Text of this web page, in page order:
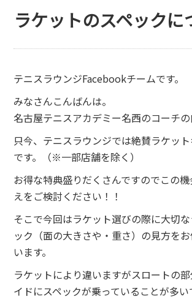
ラケットのスペックに
テニスラウンジFacebookチームです。
みなさんこんばんは。
名古屋テニスアカデミー名西のコーチの
只今、テニスラウンジでは絶賛ラケッ
です。（※一部店舗を除く）
お得な特典盛りだくさんですのでこの
えをご検討ください！！
そこで今回はラケット選びの際に大切
ック（面の大きさや・重さ）の見方を
います。
ラケットにより違いますがスロートの
イドにスペックが乗っていることが多い